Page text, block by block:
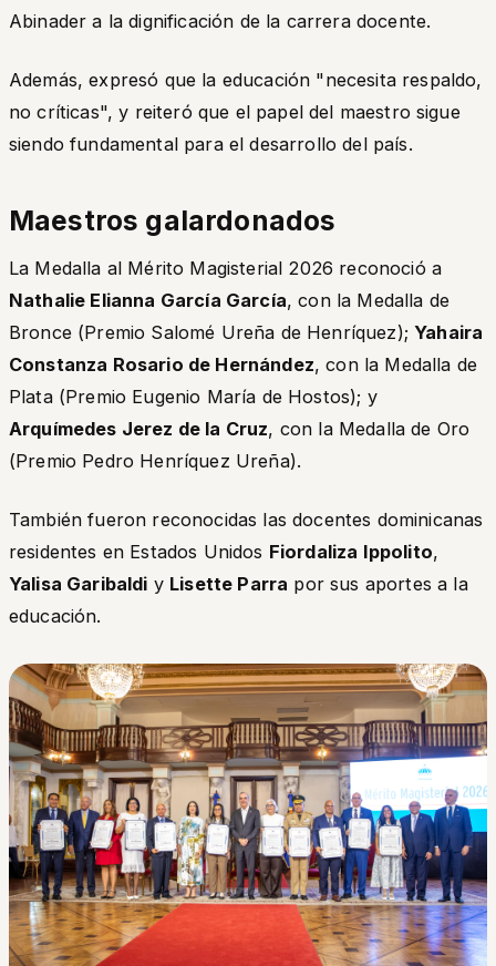
Abinader a la dignificación de la carrera docente.
Además, expresó que la educación "necesita respaldo,
no críticas", y reiteró que el papel del maestro sigue
siendo fundamental para el desarrollo del país.
Maestros galardonados
La Medalla al Mérito Magisterial 2026 reconoció a
Nathalie Elianna García García, con la Medalla de
Bronce (Premio Salomé Ureña de Henríquez);Yahaira
Constanza Rosario de Hernández, con la Medalla de
Plata (Premio Eugenio María de Hostos); y
Arquímedes Jerez de la Cruz, con la Medalla de Oro
(Premio Pedro Henríquez Ureña).
También fueron reconocidas las docentes dominicanas
residentes en Estados Unidos Fiordaliza Ippolito,
Yalisa Garibaldi y Lisette Parra por sus aportes a la
educación.